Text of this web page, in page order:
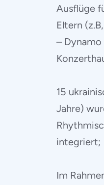
Ausflüge
Eltern
–
15
Jahre)
integriert;
Im